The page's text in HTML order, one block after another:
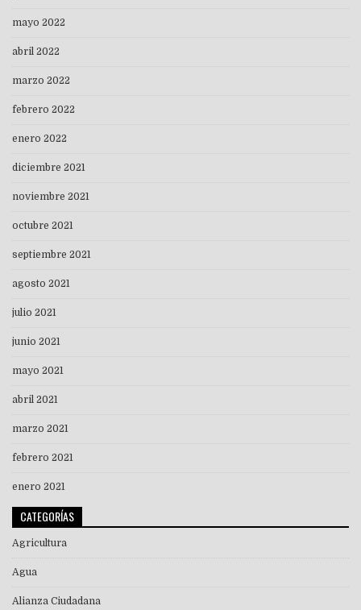
mayo 2022
abril 2022
marzo 2022
febrero 2022
enero 2022
diciembre 2021
noviembre 2021
octubre 2021
septiembre 2021
agosto 2021
julio 2021
junio 2021
mayo 2021
abril 2021
marzo 2021
febrero 2021
enero 2021
CATEGORÍAS
Agricultura
Agua
Alianza Ciudadana